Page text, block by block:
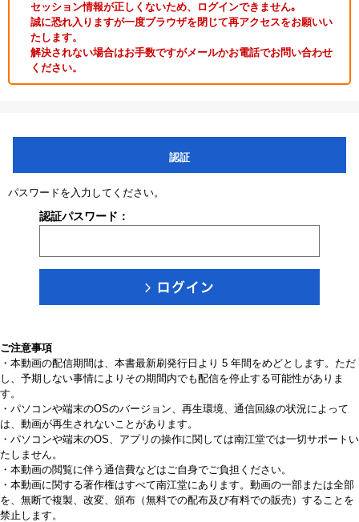
セッション情報が正しくないため、ログインできません｡
誠に恐れ入りますが一度ブラウザを閉じて再アクセスをお願いい
たします。
解決されない場合はお手数ですがメールかお電話でお問い合わせ
ください。
認証
パスワードを入力してください。
認証パスワード：
ご注意事項
・本動画の配信期間は、本書最新刷発行日より 5 年間をめどとします。ただ
し、予期しない事情によりその期間内でも配信を停止する可能性がありま
す。
・パソコンや端末のOSのバージョン、再生環境、通信回線の状況によって
は、動画が再生されないことがあります。
・パソコンや端末のOS、アプリの操作に関しては南江堂では一切サポートい
たしません。
・本動画の閲覧に伴う通信費などはご自身でご負担ください。
・本動画に関する著作権はすべて南江堂にあります。動画の一部または全部
を、無断で複製、改変、頒布（無料での配布及び有料での販売）することを
禁止します。